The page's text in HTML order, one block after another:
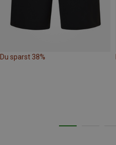
Du sparst 38%